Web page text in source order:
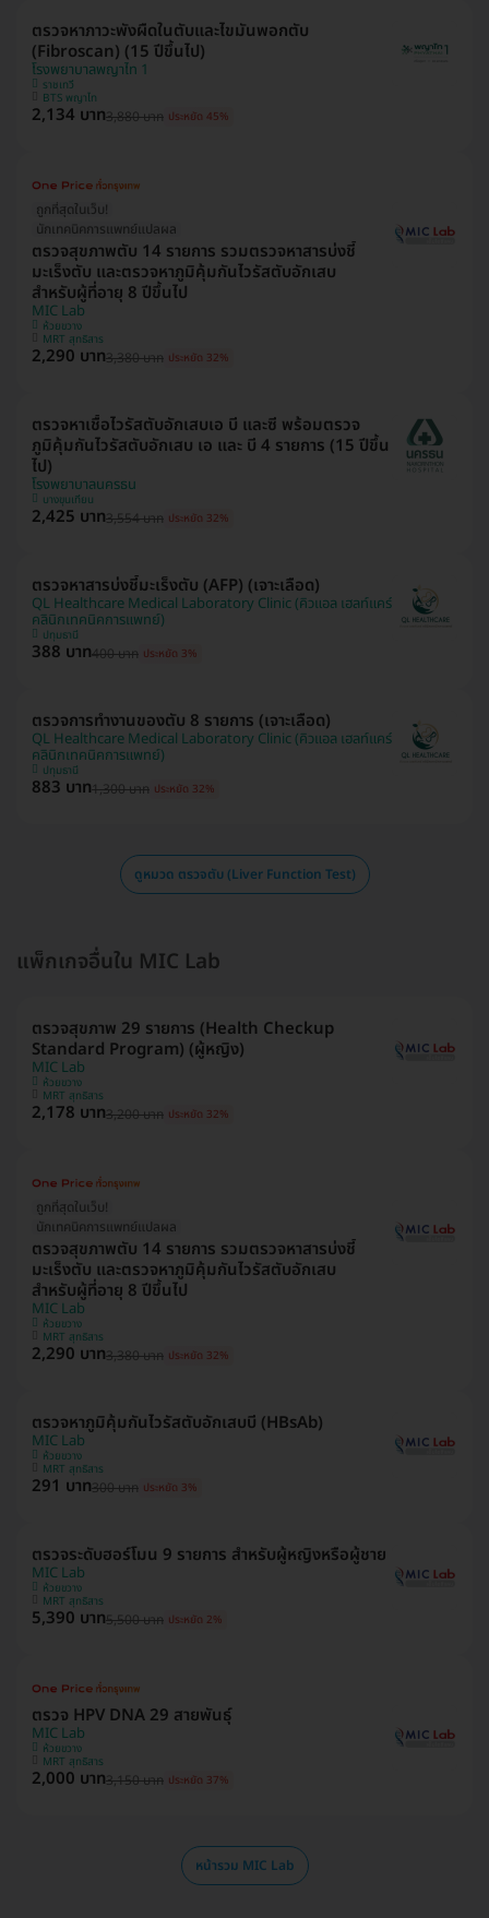
ตรวจหาภาวะพังผืดในตับและไขมันพอกตับ
(Fibroscan) (15 ปีขึ้นไป)
โรงพยาบาลพญาไท 1
ราชเทวี
BTS พญาไท
2,134 บาท3,880 บาท ประหยัด 45%
ถูกที่สุดในเว็บ!
นักเทคนิคการแพทย์แปลผล
ตรวจสุขภาพตับ 14 รายการ รวมตรวจหาสารบ่งชี้
มะเร็งตับ และตรวจหาภูมิคุ้มกันไวรัสตับอักเสบ
สำหรับผู้ที่อายุ 8 ปีขึ้นไป
MIC Lab
ห้วยขวาง
MRT สุทธิสาร
2,290 บาท3,380 บาท ประหยัด 32%
ตรวจหาเชื้อไวรัสตับอักเสบเอ บี และซี พร้อมตรวจ
ภูมิคุ้มกันไวรัสตับอักเสบ เอ และ บี 4 รายการ (15 ปีขึ้น
ไป)
โรงพยาบาลนครธน
บางขุนเทียน
2,425 บาท3,554 บาท ประหยัด 32%
ตรวจหาสารบ่งชี้มะเร็งตับ (AFP) (เจาะเลือด)
QL Healthcare Medical Laboratory Clinic (คิวแอล เฮลท์แคร์
คลินิกเทคนิคการแพทย์)
ปทุมธานี
388 บาท400 บาท ประหยัด 3%
ตรวจการทำงานของตับ 8 รายการ (เจาะเลือด)
QL Healthcare Medical Laboratory Clinic (คิวแอล เฮลท์แคร์
คลินิกเทคนิคการแพทย์)
ปทุมธานี
883 บาท1,300 บาท ประหยัด 32%
ดูหมวด ตรวจตับ (Liver Function Test)
แพ็กเกจอื่นใน MIC Lab
ตรวจสุขภาพ 29 รายการ (Health Checkup
Standard Program) (ผู้หญิง)
MIC Lab
ห้วยขวาง
MRT สุทธิสาร
2,178 บาท3,200 บาท ประหยัด 32%
ถูกที่สุดในเว็บ!
นักเทคนิคการแพทย์แปลผล
ตรวจสุขภาพตับ 14 รายการ รวมตรวจหาสารบ่งชี้
มะเร็งตับ และตรวจหาภูมิคุ้มกันไวรัสตับอักเสบ
สำหรับผู้ที่อายุ 8 ปีขึ้นไป
MIC Lab
ห้วยขวาง
MRT สุทธิสาร
2,290 บาท3,380 บาท ประหยัด 32%
ตรวจหาภูมิคุ้มกันไวรัสตับอักเสบบี (HBsAb)
MIC Lab
ห้วยขวาง
MRT สุทธิสาร
291 บาท300 บาท ประหยัด 3%
ตรวจระดับฮอร์โมน 9 รายการ สำหรับผู้หญิงหรือผู้ชาย
MIC Lab
ห้วยขวาง
MRT สุทธิสาร
5,390 บาท5,500 บาท ประหยัด 2%
ตรวจ HPV DNA 29 สายพันธุ์
MIC Lab
ห้วยขวาง
MRT สุทธิสาร
2,000 บาท3,150 บาท ประหยัด 37%
หน้ารวม MIC Lab